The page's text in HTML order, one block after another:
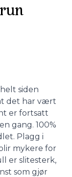
siden
det har vært
er fortsatt
gang. 100%
Plagg i
mykere for
er slitesterk,
som gjør